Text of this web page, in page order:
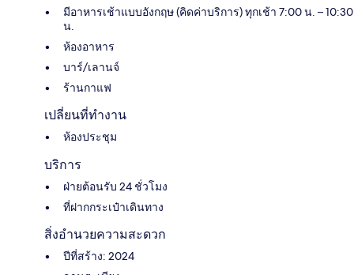
มีอาหารเช้าแบบอังกฤษ (คิดค่าบริการ) ทุกเช้า 7:00 น. – 10:30
น.
ห้องอาหาร
บาร์/เลานจ์
ร้านกาแฟ
เปลี่ยนที่ทำงาน
ห้องประชุม
บริการ
ฝ่ายต้อนรับ 24 ชั่วโมง
ที่ฝากกระเป๋าเดินทาง
สิ่งอำนวยความสะดวก
ปีที่สร้าง: 2024